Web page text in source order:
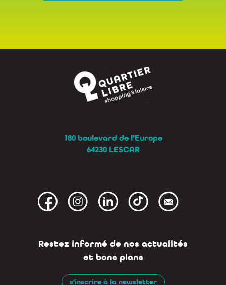
180 boulevard de l’Europe
64230 LESCAR
Restez informé de nos actualités
et bons plans
s'inscrire à la newsletter